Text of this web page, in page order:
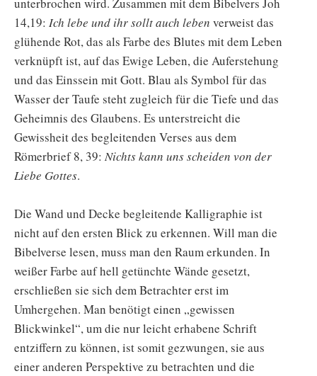
14,19: Ich lebe und ihr sollt auch leben verweist das
glühende Rot, das als Farbe des Blutes mit dem Leben
verknüpft ist, auf das Ewige Leben, die Auferstehung
und das Einssein mit Gott. Blau als Symbol für das
Wasser der Taufe steht zugleich für die Tiefe und das
Geheimnis des Glaubens. Es unterstreicht die
Gewissheit des begleitenden Verses aus dem
Römerbrief 8, 39: Nichts kann uns scheiden von der
Liebe Gottes.
Die Wand und Decke begleitende Kalligraphie ist
nicht auf den ersten Blick zu erkennen. Will man die
Bibelverse lesen, muss man den Raum erkunden. In
weißer Farbe auf hell getünchte Wände gesetzt,
erschließen sie sich dem Betrachter erst im
Umhergehen. Man benötigt einen „gewissen
Blickwinkel“, um die nur leicht erhabene Schrift
entziffern zu können, ist somit gezwungen, sie aus
einer anderen Perspektive zu betrachten und die